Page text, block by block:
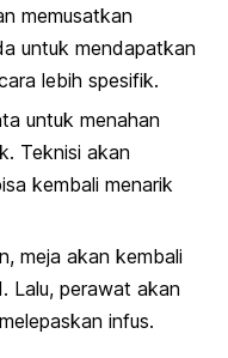
memusatkan
untuk mendapatkan
lebih spesifik.
untuk menahan
Teknisi akan
kembali menarik
meja akan kembali
Lalu, perawat akan
infus.